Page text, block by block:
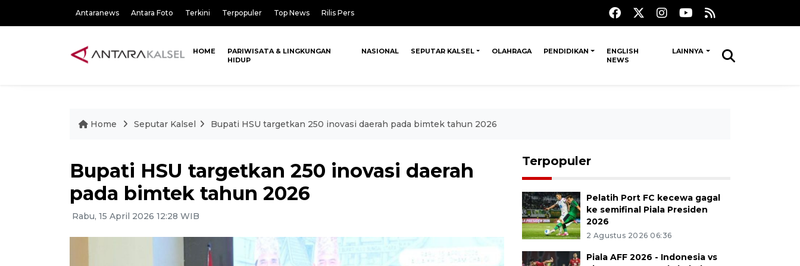
Antaranews Antara Foto Terkini Terpopuler Top News Rilis Pers
HOME
PARIWISATA & LINGKUNGAN
HIDUP
NASIONAL SEPUTAR KALSEL OLAHRAGA PENDIDIKAN
ENGLISH
NEWS
LAINNYA
Home Seputar Kalsel Bupati HSU targetkan 250 inovasi daerah pada bimtek tahun 2026
Bupati HSU targetkan 250 inovasi daerah
pada bimtek tahun 2026
Rabu, 15 April 2026 12:28 WIB
Terpopuler
Pelatih Port FC kecewa gagal
ke semifinal Piala Presiden
2026
2 Agustus 2026 06:36
Piala AFF 2026 - Indonesia vs